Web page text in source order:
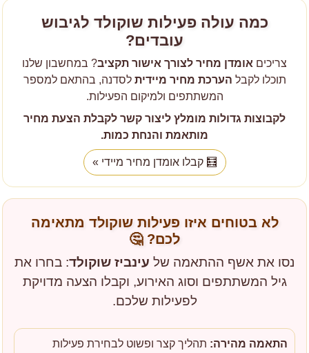
כמה עולה פעילות שוקולד לגיבוש
עובדים?
צריכים אומדן מחיר לצורך אישור תקציב? במחשבון שלנו
תוכלו לקבל הערכת מחיר מיידית לסדנה, בהתאם למספר
המשתתפים ולמיקום הפעילות.
לקבוצות גדולות מומלץ ליצור קשר לקבלת הצעת מחיר
מותאמת והנחת כמות.
🧮 קבלו אומדן מחיר מיידי »
לא בטוחים איזו פעילות שוקולד מתאימה
לכם?🤔
נסו את אשף ההתאמה של עינביז שוקולד: בחרו את
גיל המשתתפים וסוג האירוע, וקבלו הצעה מדויקת
לפעילות שלכם.
התאמה מהירה: תהליך קצר ופשוט לבחירת פעילות